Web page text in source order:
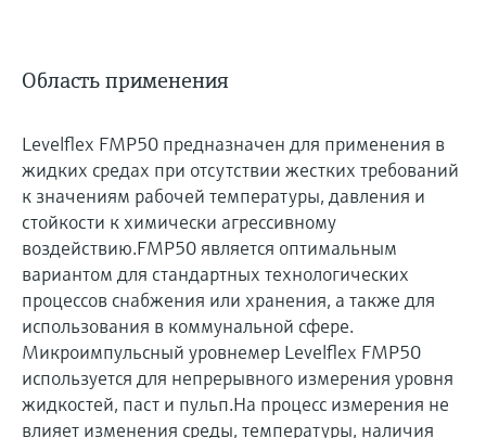
Область применения
Levelflex FMP50 предназначен для применения в
жидких средах при отсутствии жестких требований
к значениям рабочей температуры, давления и
стойкости к химически агрессивному
воздействию.FMP50 является оптимальным
вариантом для стандартных технологических
процессов снабжения или хранения, а также для
использования в коммунальной сфере.
Микроимпульсный уровнемер Levelflex FMP50
используется для непрерывного измерения уровня
жидкостей, паст и пульп.На процесс измерения не
влияет изменения среды, температуры, наличия